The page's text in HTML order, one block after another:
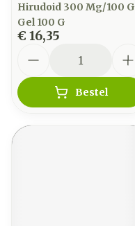
Hirudoid 300 Mg/100 G
Gel 100 G
€ 16,35
Bestel